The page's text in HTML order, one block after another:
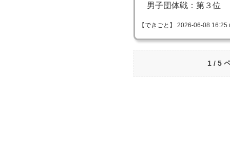
男子団体戦：第３位
【できごと】 2026-06-08
1 / 5